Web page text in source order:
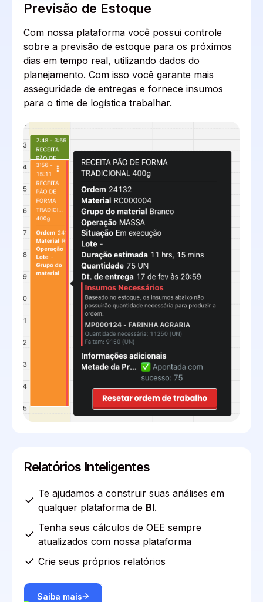
Previsão de Estoque
Com nossa plataforma você possui controle
sobre a previsão de estoque para os próximos
dias em tempo real, utilizando dados do
planejamento. Com isso você garante mais
asseguridade de entregas e fornece insumos
para o time de logística trabalhar.
Relatórios Inteligentes
Te ajudamos a construir suas análises em
qualquer plataforma de BI.
Tenha seus cálculos de OEE sempre
atualizados com nossa plataforma
Crie seus próprios relatórios
Saiba mais